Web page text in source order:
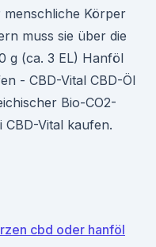
menschliche Körper
muss sie über die
g (ca. 3 EL) Hanföl
- CBD-Vital CBD-Öl
Bio-CO2-
Vital kaufen.
cbd oder hanföl